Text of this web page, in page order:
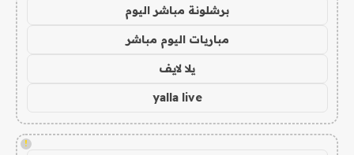
برشلونة مباشر اليوم
مباريات اليوم مباشر
يلا لايف
yalla live
!